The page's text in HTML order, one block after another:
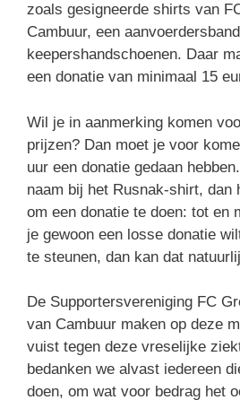
zoals gesigneerde shirts van
Cambuur, een
keepershandschoenen. Daar
een donatie van minimaal 15
Wil je in aanmerking komen
prijzen? Dan moet je voor
uur een donatie gedaan
naam bij het Rusnak-shirt, dan
om een donatie te doen: tot en
je gewoon een losse donatie
te steunen, dan kan dat
De Supportersvereniging FC
van Cambuur maken op deze
vuist tegen deze vreselijke
bedanken we alvast iedereen
doen, om wat voor bedrag het